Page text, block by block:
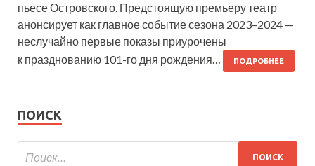
пьесе Островского. Предстоящую премьеру театр
анонсирует как главное событие сезона 2023–2024 —
неслучайно первые показы приурочены
к празднованию 101-го дня рождения…
ПОДРОБНЕЕ
ПОИСК